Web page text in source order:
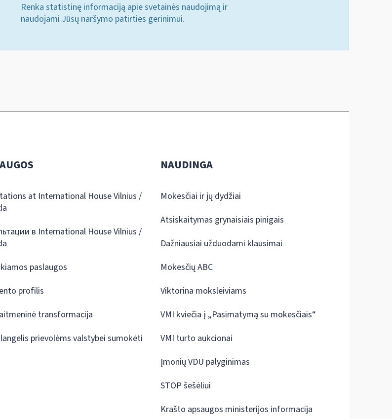
Renka statistinę informaciją apie svetainės naudojimą ir
naudojami Jūsų naršymo patirties gerinimui.
at International House Vilnius /
в International House Vilnius /
paslaugos
profilis
transformacija
prievolėms valstybei sumokėti
NAUDINGA
Mokesčiai ir jų dydžiai
Atsiskaitymas grynaisiais pinigais
Dažniausiai užduodami klausimai
Mokesčių ABC
Viktorina moksleiviams
VMI kviečia į „Pasimatymą su mokesčiais“
VMI turto aukcionai
Įmonių VDU palyginimas
STOP šešėliui
Krašto apsaugos ministerijos informacija